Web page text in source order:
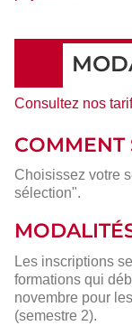
Consultez nos
COMMENT
Choisissez votre
sélection".
Les inscriptions
formations qui
novembre pour
(semestre 2).